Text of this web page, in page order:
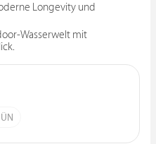
Longevity und
Wasserwelt mit